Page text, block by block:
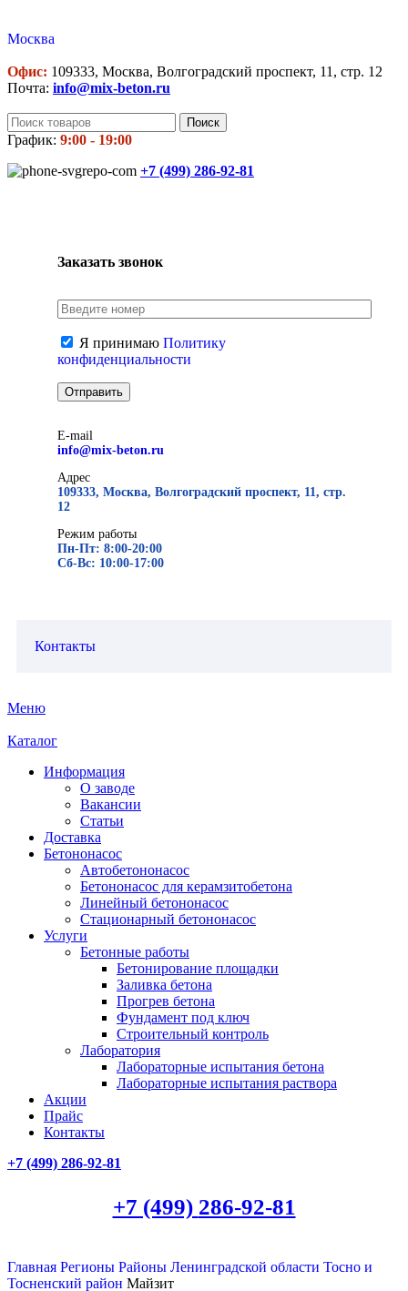
Москва
Офис: 109333, Москва, Волгоградский проспект, 11, стр. 12
Почта: info@mix-beton.ru
Поиск
График: 9:00 - 19:00
+7 (499) 286-92-81
Заказать звонок
Я принимаю Политику
конфиденциальности
E-mail
info@mix-beton.ru
Адрес
109333, Москва, Волгоградский проспект, 11, стр.
12
Режим работы
Пн-Пт: 8:00-20:00
Сб-Вс: 10:00-17:00
Контакты
Меню
Каталог
Информация
О заводе
Вакансии
Статьи
Доставка
Бетононасос
Автобетононасос
Бетононасос для керамзитобетона
Линейный бетононасос
Стационарный бетононасос
Услуги
Бетонные работы
Бетонирование площадки
Заливка бетона
Прогрев бетона
Фундамент под ключ
Строительный контроль
Лаборатория
Лабораторные испытания бетона
Лабораторные испытания раствора
Акции
Прайс
Контакты
+7 (499) 286-92-81
+7 (499) 286-92-81
Главная Регионы Районы Ленинградской области Тосно и
Тосненский район Майзит